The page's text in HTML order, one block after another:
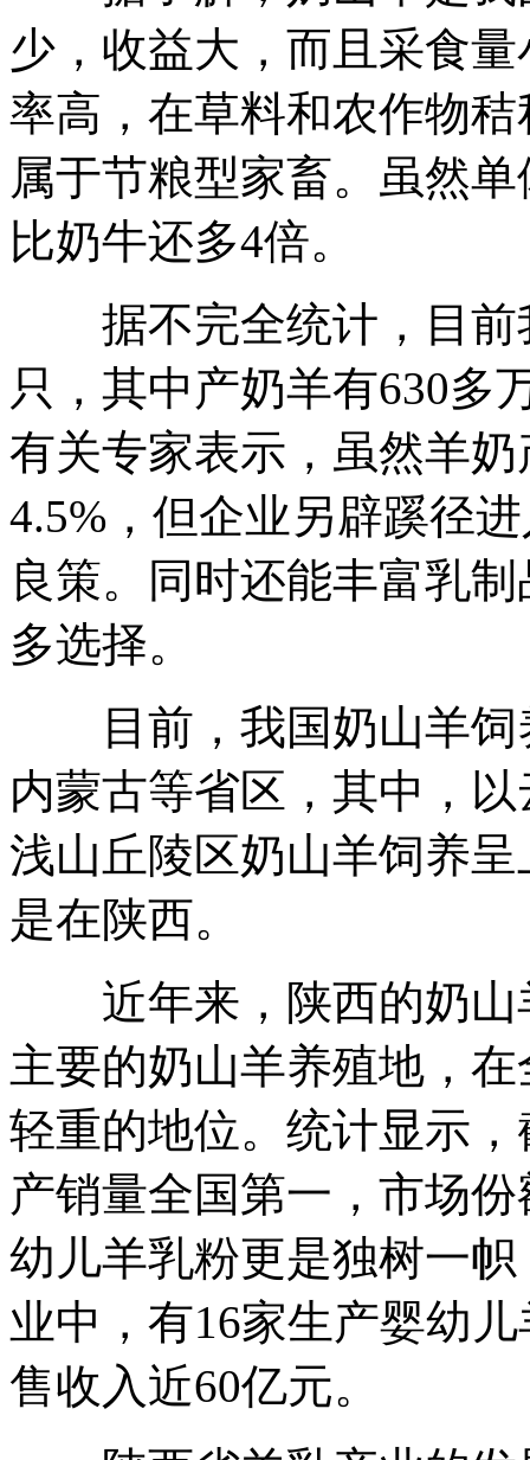
少，收益大，而且采食
率高，在草料和农作物
属于节粮型家畜。虽然
比奶牛还多4倍。
据不完全统计，目前
只，其中产奶羊有630多
有关专家表示，虽然羊
4.5%，但企业另辟蹊径
良策。同时还能丰富乳
多选择。
目前，我国奶山羊饲
内蒙古等省区，其中，
浅山丘陵区奶山羊饲养
是在陕西。
近年来，陕西的奶山
主要的奶山羊养殖地，
轻重的地位。统计显示
产销量全国第一，市场
幼儿羊乳粉更是独树一
业中，有16家生产婴幼
售收入近60亿元。